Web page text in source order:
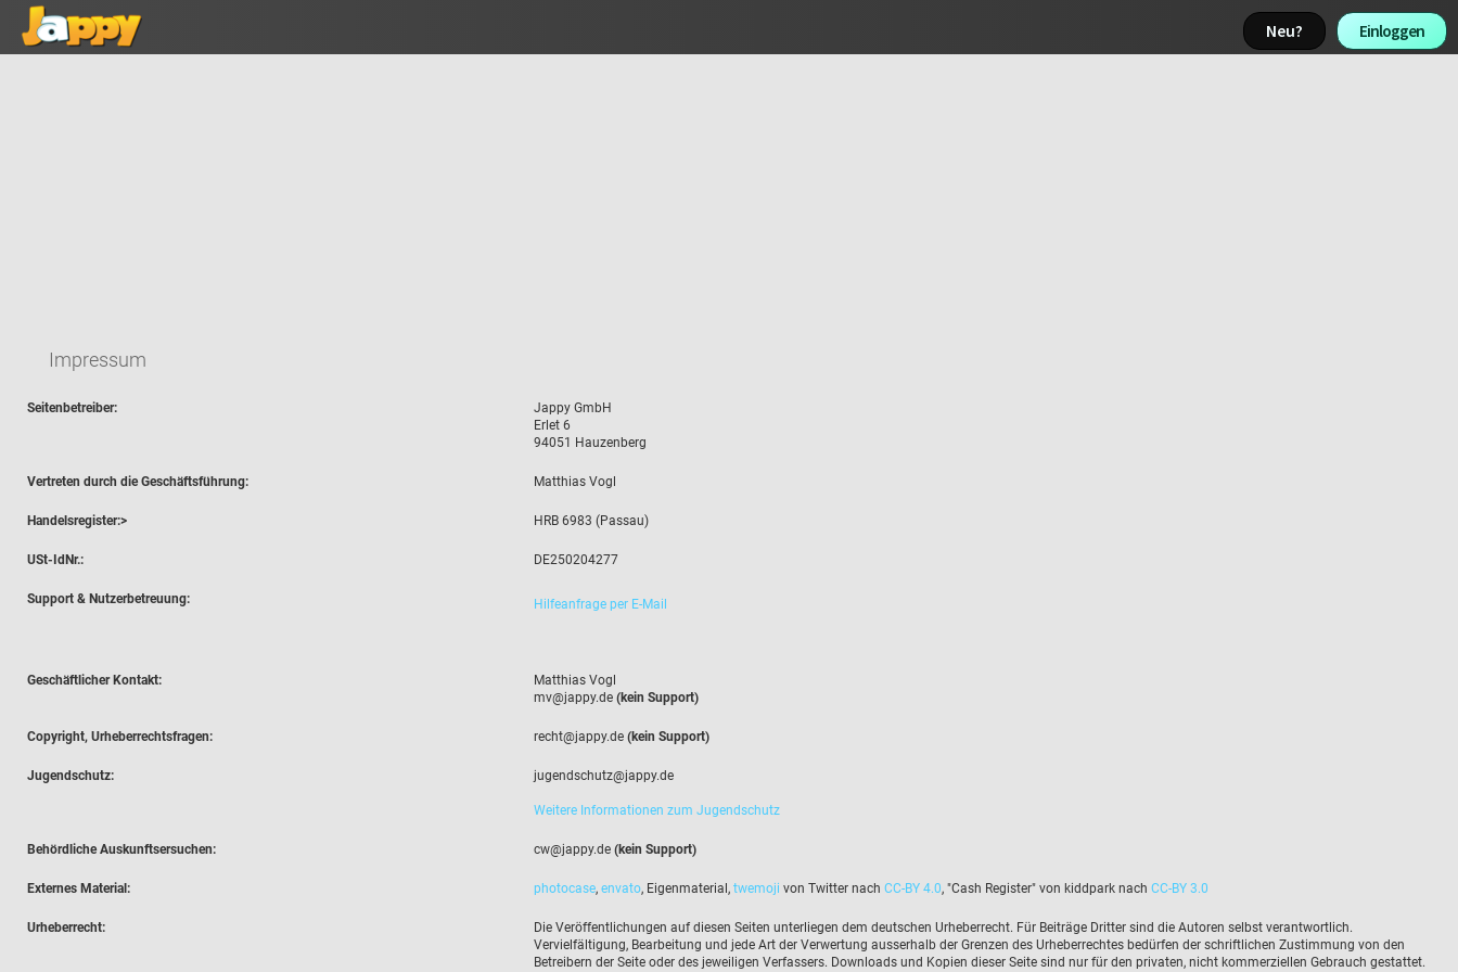
Neu? Einloggen
Impressum
Seitenbetreiber:
Jappy GmbH
Erlet 6
94051 Hauzenberg
Vertreten durch die Geschäftsführung: Matthias Vogl
Handelsregister:> HRB 6983 (Passau)
USt-IdNr.: DE250204277
Support & Nutzerbetreuung: Hilfeanfrage per E-Mail
Geschäftlicher Kontakt:
Matthias Vogl
ed.yppaj@vm (kein Support)
Copyright, Urheberrechtsfragen: ed.yppaj@thcer (kein Support)
Jugendschutz: ed.yppaj@ztuhcsdneguj
Weitere Informationen zum Jugendschutz
Behördliche Auskunftsersuchen: ed.yppaj@wc (kein Support)
Externes Material: photocase, envato, Eigenmaterial, twemoji von Twitter nach CC-BY 4.0, "Cash Register" von kiddpark nach CC-BY 3.0
Urheberrecht:
Die Veröffentlichungen auf diesen Seiten unterliegen dem deutschen Urheberrecht. Für Beiträge Dritter sind die Autoren selbst verantwortlich.
Vervielfältigung, Bearbeitung und jede Art der Verwertung ausserhalb der Grenzen des Urheberrechtes bedürfen der schriftlichen Zustimmung von den
Betreibern der Seite oder des jeweiligen Verfassers. Downloads und Kopien dieser Seite sind nur für den privaten, nicht kommerziellen Gebrauch gestattet.